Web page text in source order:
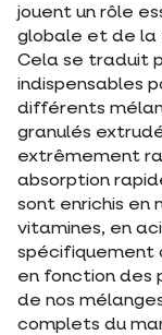
jouent un rôle
globale et de la
Cela se traduit
indispensables
différents
granulés
extrêmement
absorption
sont enrichis en
vitamines, en
spécifiquement
en fonction des
de nos
complets du